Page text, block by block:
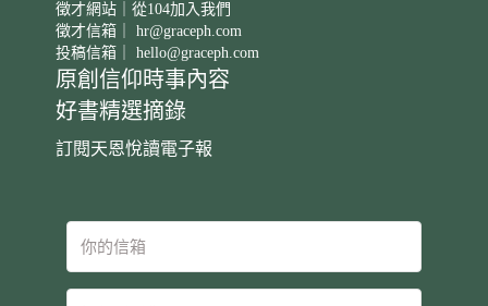
徵才網站｜從104加入我們
徵才信箱｜ hr@graceph.com
投稿信箱｜ hello@graceph.com
原創信仰時事內容
好書精選摘錄
訂閱天恩悅讀電子報